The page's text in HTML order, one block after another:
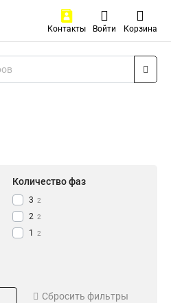
Контакты Войти Корзина
Количество фаз
3 2
2 2
1 2
Сбросить фильтры